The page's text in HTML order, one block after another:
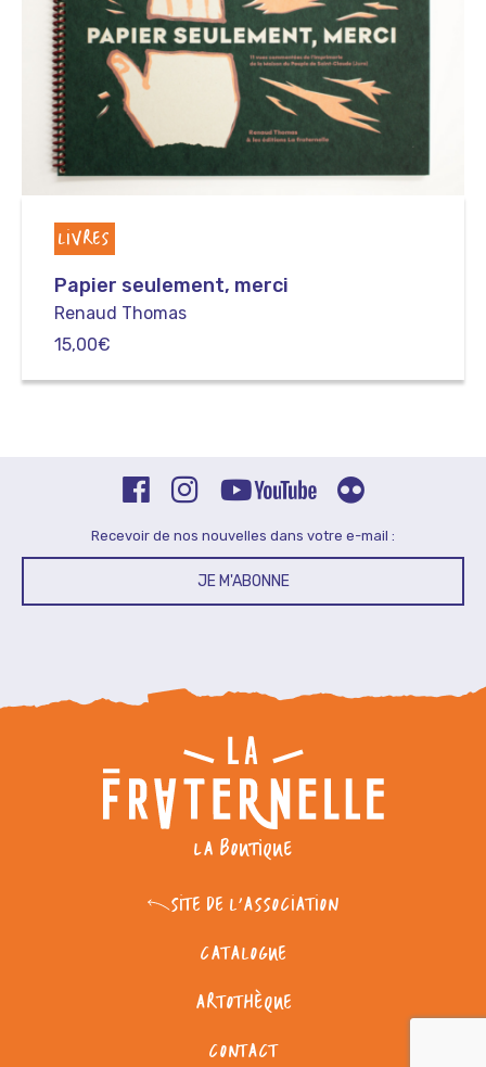
LIVRES
Papier seulement, merci
Renaud Thomas
15,00€
Recevoir de nos nouvelles dans votre e-mail :
JE M'ABONNE
LA BOUTIQUE
SITE DE L'ASSOCIATION
CATALOGUE
ARTOTHÈQUE
CONTACT